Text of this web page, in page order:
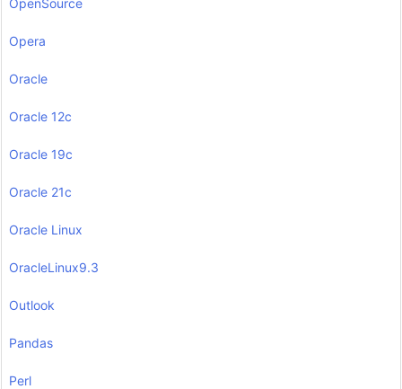
Opera
Oracle
Oracle 12c
Oracle 19c
Oracle 21c
Oracle Linux
OracleLinux9.3
Outlook
Pandas
Perl